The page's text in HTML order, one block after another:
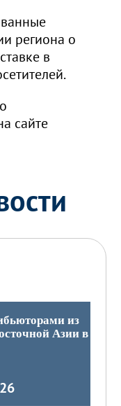
региона о
в
сайте
из
Азии в